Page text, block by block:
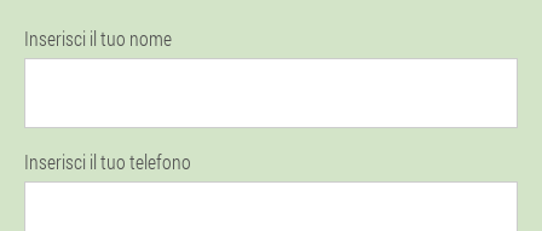
Inserisci il tuo nome
Inserisci il tuo telefono